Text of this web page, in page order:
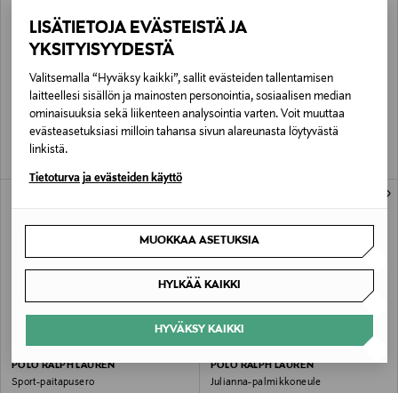
LISÄTIETOJA EVÄSTEISTÄ JA
YKSITYISYYDESTÄ
Valitsemalla “Hyväksy kaikki”, sallit evästeiden tallentamisen
laitteellesi sisällön ja mainosten personointia, sosiaalisen median
ominaisuuksia sekä liikenteen analysointia varten. Voit muuttaa
evästeasetuksiasi milloin tahansa sivun alareunasta löytyvästä
linkistä.
Tietoturva ja evästeiden käyttö
MUOKKAA ASETUKSIA
HYLKÄÄ KAIKKI
HYVÄKSY KAIKKI
ETUKUPONKITUOTE
POLO RALPH LAUREN
Julianna-palmikkoneule
245,00 €
POLO RALPH LAUREN
Original Price
595,00 €
POLO RALPH LAUREN
Sport-paitapusero
POLO RALPH LAUREN
Julianna-palmikkoneule